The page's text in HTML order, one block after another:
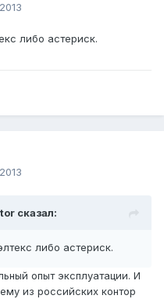
либо астериск.
сказал:
либо астериск.
опыт эксплуатации. И
из российских контор